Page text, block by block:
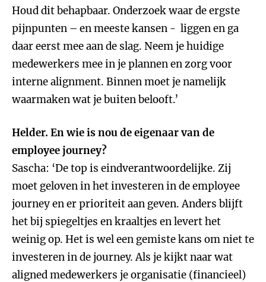
Houd dit behapbaar. Onderzoek waar de ergste
pijnpunten – en meeste kansen - liggen en ga
daar eerst mee aan de slag. Neem je huidige
medewerkers mee in je plannen en zorg voor
interne alignment. Binnen moet je namelijk
waarmaken wat je buiten belooft.’
Helder. En wie is nou de eigenaar van de
employee journey?
Sascha: ‘De top is eindverantwoordelijke. Zij
moet geloven in het investeren in de employee
journey en er prioriteit aan geven. Anders blijft
het bij spiegeltjes en kraaltjes en levert het
weinig op. Het is wel een gemiste kans om niet te
investeren in de journey. Als je kijkt naar wat
aligned medewerkers je organisatie (financieel)